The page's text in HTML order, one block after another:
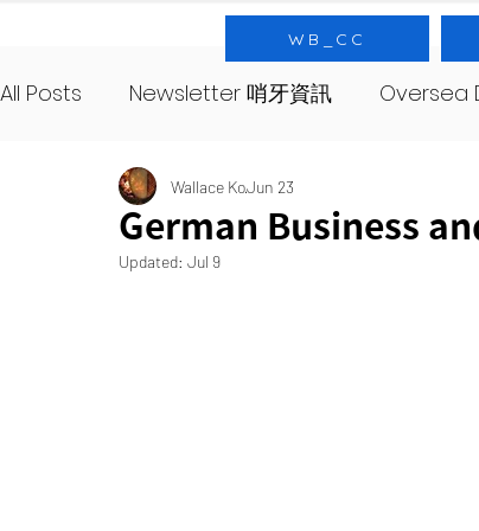
WB_CC
All Posts Newsletter 哨牙資訊 Oversea
SourNote 哨牙記 Yeast 酵母
German Business
Wallace KoJun 23
Updated: Jul 9